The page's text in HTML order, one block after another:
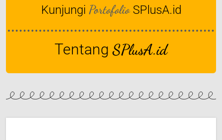
Kunjungi Portofolio SPlusA.id
Tentang SPlusA.id